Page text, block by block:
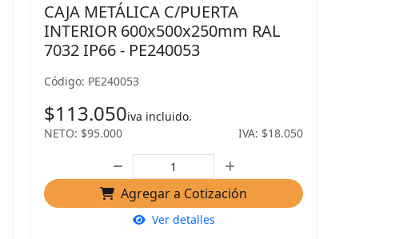
CAJA METÁLICA C/PUERTA
INTERIOR 600x500x250mm RAL
7032 IP66 - PE240053
Código: PE240053
$113.050iva incluido.
NETO: $95.000
IVA: $18.050
Agregar a Cotización
Ver detalles